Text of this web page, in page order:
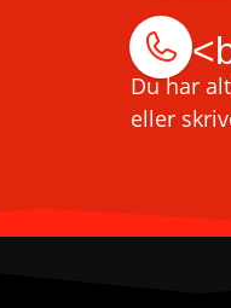
Du har
eller